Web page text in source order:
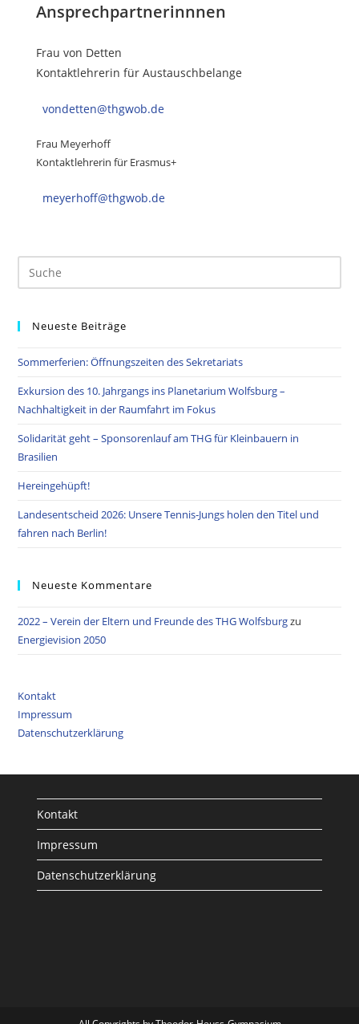
Ansprechpartnerinnnen
Frau von Detten
Kontaktlehrerin für Austauschbelange
vondetten@thgwob.de
Frau Meyerhoff
Kontaktlehrerin für Erasmus+
meyerhoff@thgwob.de
Neueste Beiträge
Sommerferien: Öffnungszeiten des Sekretariats
Exkursion des 10. Jahrgangs ins Planetarium Wolfsburg –
Nachhaltigkeit in der Raumfahrt im Fokus
Solidarität geht – Sponsorenlauf am THG für Kleinbauern in
Brasilien
Hereingehüpft!
Landesentscheid 2026: Unsere Tennis‑Jungs holen den Titel und
fahren nach Berlin!
Neueste Kommentare
2022 – Verein der Eltern und Freunde des THG Wolfsburgzu
Energievision 2050
Kontakt
Impressum
Datenschutzerklärung
Kontakt
Impressum
Datenschutzerklärung